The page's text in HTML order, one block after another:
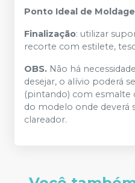
Ponto Ideal de
Finalização: utilizar
recorte com estilete,
OBS. Não há
desejar, o alívio poderá
(pintando) com esmalte
do modelo onde deverá
clareador.